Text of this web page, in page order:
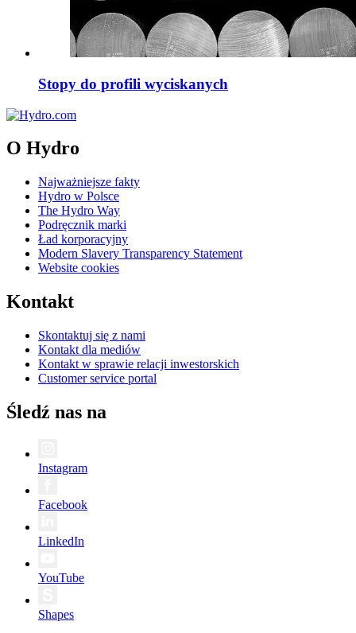
Stopy do profili wyciskanych
O Hydro
Najważniejsze fakty
Hydro w Polsce
The Hydro Way
Podręcznik marki
Ład korporacyjny
Modern Slavery Transparency Statement
Website cookies
Kontakt
Skontaktuj się z nami
Kontakt dla mediów
Kontakt w sprawie relacji inwestorskich
Customer service portal
Śledź nas na
Instagram
Facebook
LinkedIn
YouTube
Shapes